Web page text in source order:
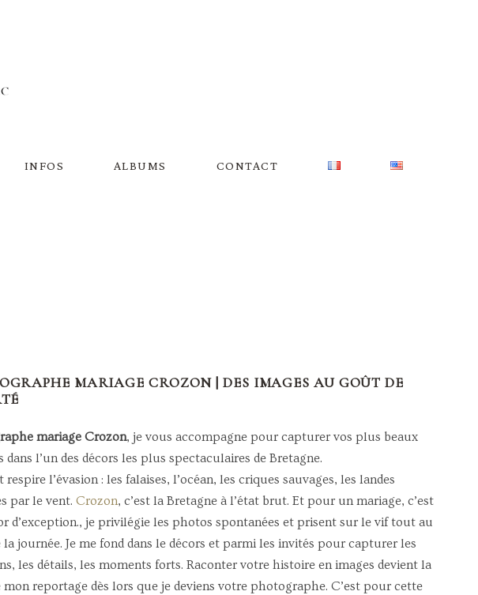
INFOS ALBUMS CONTACT
MARIAGE CROZON | DES IMAGES AU GOÛT DE
mariage Crozon, je vous accompagne pour capturer vos plus beaux
dans l’un des décors les plus spectaculaires de Bretagne.
l’évasion : les falaises, l’océan, les criques sauvages, les landes
par le vent. Crozon, c’est la Bretagne à l’état brut. Et pour un mariage, c’est
d’exception., je privilégie les photos spontanées et prisent sur le vif tout au
la journée. Je me fond dans le décors et parmi les invités pour capturer les
les détails, les moments forts. Raconter votre histoire en images devient la
mon reportage dès lors que je deviens votre photographe. C’est pour cette